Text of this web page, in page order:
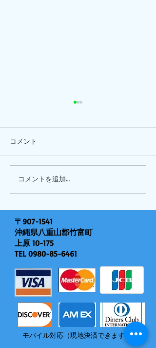
ピナイ半日+釣りツアー
コメント
コメントを追加…
〒907-1541
沖縄県八重山郡竹富町
上原 10-175
TEL 0980-85-6461
モバイル対応（現地決済できます）